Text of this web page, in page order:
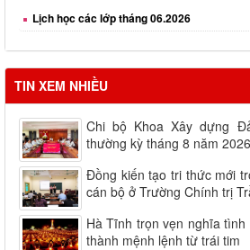
TIN XEM NHIỀU
Chi bộ Khoa Xây dựng
thường kỳ tháng 8 năm 2026
Đồng kiến tạo tri thức mới
cán bộ ở Trường Chính trị
Hà Tĩnh trọn vẹn nghĩa
thành mệnh lệnh từ trái tim